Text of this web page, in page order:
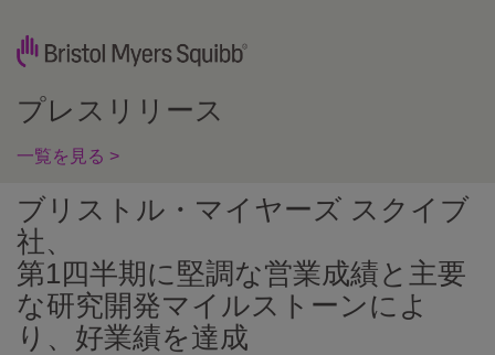
プレスリリース
一覧を見る >
ブリストル・マイヤーズ スクイブ
社、
第1四半期に堅調な営業成績と主要
な研究開発マイルストーンによ
り、好業績を達成